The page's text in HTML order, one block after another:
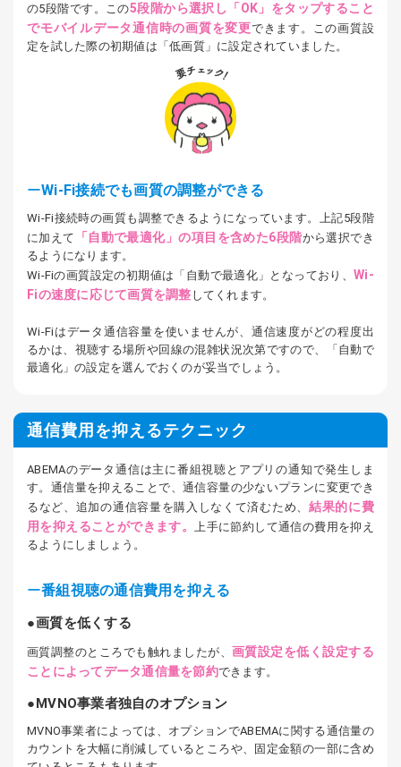
の5段階です。この5段階から選択し「OK」をタップすること
でモバイルデータ通信時の画質を変更できます。この画質設
定を試した際の初期値は「低画質」に設定されていました。
Wi-Fi接続でも画質の調整ができる
Wi-Fi接続時の画質も調整できるようになっています。上記5段階
に加えて
「自動で最適化」の項目を含めた6段階から選択でき
るようになります。
Wi-Fiの画質設定の初期値は「自動で最適化」となっており、Wi-
Fiの速度に応じて画質を調整 してくれます。
Wi-Fiはデータ通信容量を使いませんが、通信速度がどの程度出
るかは、視聴する場所や回線の混雑状況次第ですので、「自動で
最適化」の設定を選んでおくのが妥当でしょう。
通信費用を抑えるテクニック
ABEMAのデータ通信は主に番組視聴とアプリの通知で発生しま
す。通信量を抑えることで、通信容量の少ないプランに変更でき
るなど、追加の通信容量を購入しなくて済むため、 結果的に費
用を抑えることができます。上手に節約して通信の費用を抑え
るようにしましょう。
番組視聴の通信費用を抑える
画質を低くする
画質調整のところでも触れましたが、 画質設定を低く設定する
ことによってデータ通信量を節約できます。
MVNO事業者独自のオプション
MVNO事業者によっては、オプションでABEMAに関する通信量の
カウントを大幅に削減しているところや、固定金額の一部に含め